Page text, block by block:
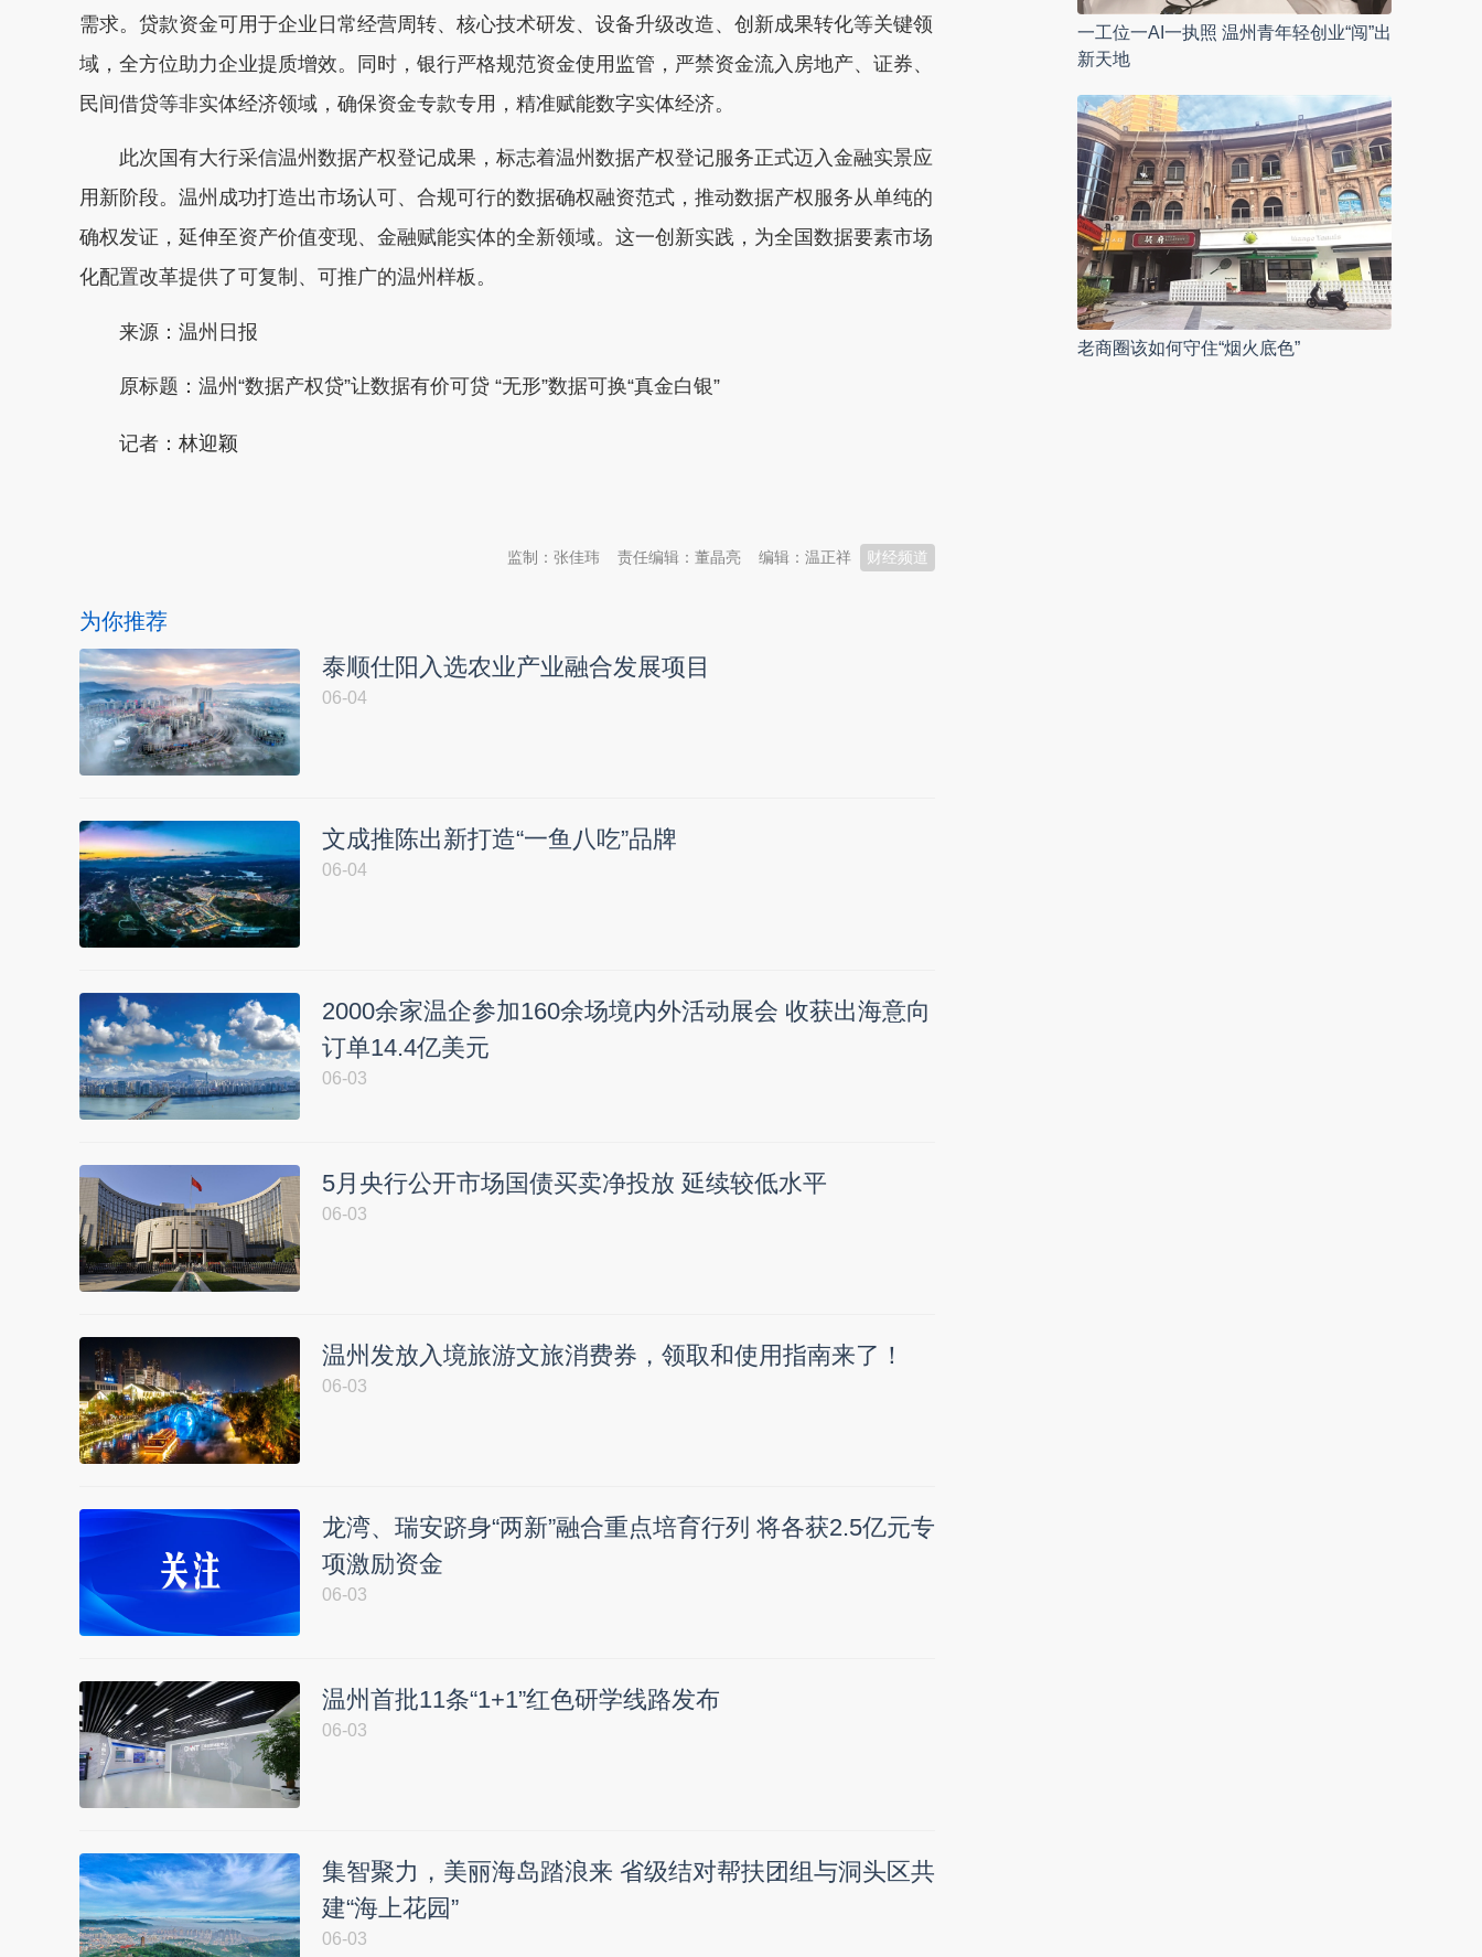
需求。贷款资金可用于企业日常经营周转、核心技术研发、设备升级改造、创新成果转化等关键领
域，全方位助力企业提质增效。同时，银行严格规范资金使用监管，严禁资金流入房地产、证券、
民间借贷等非实体经济领域，确保资金专款专用，精准赋能数字实体经济。
此次国有大行采信温州数据产权登记成果，标志着温州数据产权登记服务正式迈入金融实景应
用新阶段。温州成功打造出市场认可、合规可行的数据确权融资范式，推动数据产权服务从单纯的
确权发证，延伸至资产价值变现、金融赋能实体的全新领域。这一创新实践，为全国数据要素市场
化配置改革提供了可复制、可推广的温州样板。
来源：温州日报
原标题：温州“数据产权贷”让数据有价可贷 “无形”数据可换“真金白银”
记者： 林迎颖
财经频道
编辑：温正祥
责任编辑：董晶亮
监制：张佳玮
为你推荐
泰顺仕阳入选农业产业融合发展项目
06-04
文成推陈出新打造“一鱼八吃”品牌
06-04
2000余家温企参加160余场境内外活动展会 收获出海意向
订单14.4亿美元
06-03
5月央行公开市场国债买卖净投放 延续较低水平
06-03
温州发放入境旅游文旅消费券，领取和使用指南来了！
06-03
龙湾、瑞安跻身“两新”融合重点培育行列 将各获2.5亿元专
项激励资金
06-03
温州首批11条“1+1”红色研学线路发布
06-03
集智聚力，美丽海岛踏浪来 省级结对帮扶团组与洞头区共
建“海上花园”
06-03
一工位一AI一执照 温州青年轻创业“闯”出
新天地
老商圈该如何守住“烟火底色”